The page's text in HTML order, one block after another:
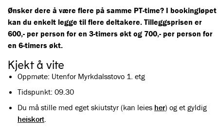
Ønsker dere å være flere på samme PT-time? I bookingløpet
kan du enkelt legge til flere deltakere. Tilleggsprisen er
600,- per person for en 3-timers økt og 700,- per person for
en 6-timers økt.
Kjekt å vite
Oppmøte: Utenfor Myrkdalsstovo 1. etg
Tidspunkt: 09.30
Du må stille med eget skiutstyr (kan leies her) og et gyldig
heiskort.